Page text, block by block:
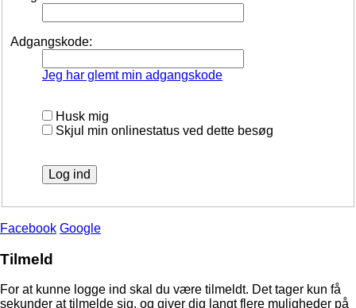
Adgangskode:
Jeg har glemt min adgangskode
Husk mig
Skjul min onlinestatus ved dette besøg
Facebook Google
Tilmeld
For at kunne logge ind skal du være tilmeldt. Det tager kun få
sekunder at tilmelde sig, og giver dig langt flere muligheder på